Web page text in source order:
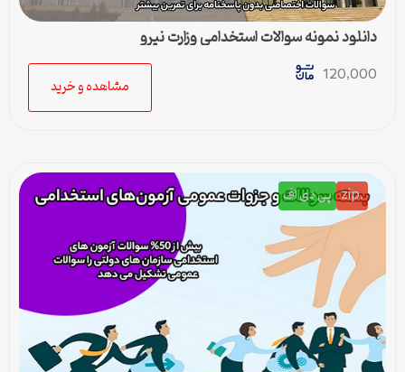
دانلود نمونه سوالات استخدامی وزارت نیرو
120,000
مشاهده و خرید
.zip پی دی اف